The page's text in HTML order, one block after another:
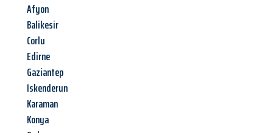
Afyon
Balikesir
Corlu
Edirne
Gaziantep
Iskenderun
Karaman
Konya